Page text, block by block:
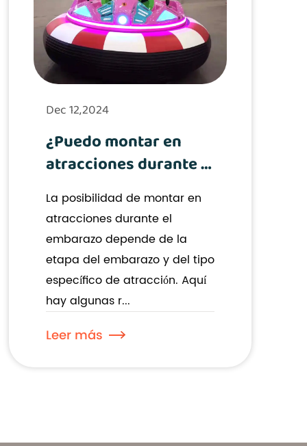
Dec 12,2024
¿Puedo montar en
atracciones durante el
embarazo?
La posibilidad de montar en
atracciones durante el
embarazo depende de la
etapa del embarazo y del tipo
específico de atracción. Aquí
hay algunas r...
Leer más